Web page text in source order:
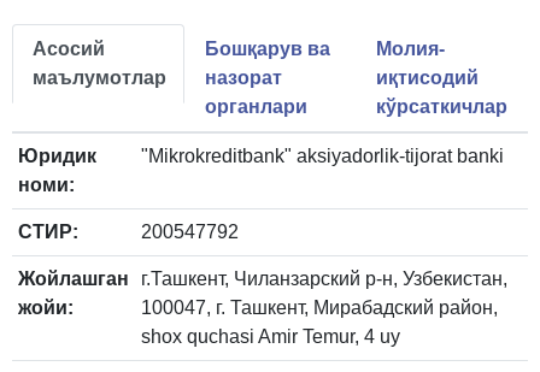
Асосий
маълумотлар
Бошқарув ва
назорат
органлари
Молия-
иқтисодий
кўрсаткичлар
Юридик
номи:
"Mikrokreditbank" aksiyadorlik-tijorat banki
СТИР: 200547792
Жойлашган
жойи:
г.Ташкент, Чиланзарский р-н, Узбекистан,
100047, г. Ташкент, Мирабадский район,
shox quchasi Amir Temur, 4 uy